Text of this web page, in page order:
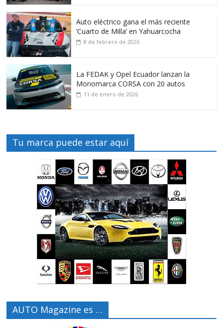
Auto eléctrico gana el más reciente
‘Cuarto de Milla’ en Yahuarcocha
8 de febrero de 2026
La FEDAK y Opel Ecuador lanzan la
Monomarca CORSA con 20 autos
11 de enero de 2026
Tu marca puede estar aquí
AUTO Magazine es …